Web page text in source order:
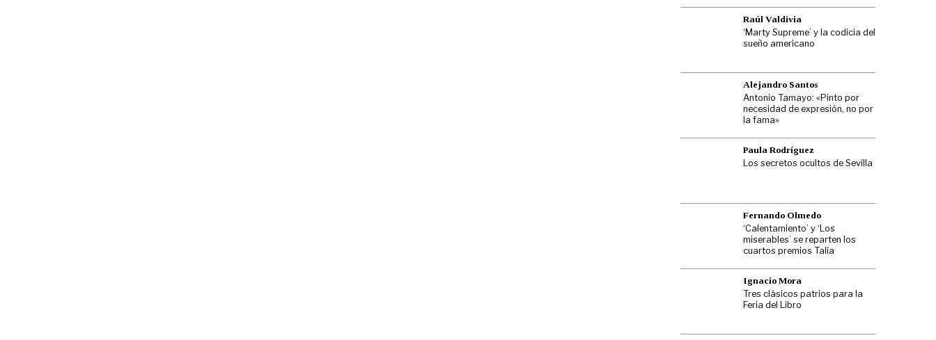
Raúl Valdivia
‘Marty Supreme’ y la codicia del
sueño americano
Alejandro Santos
Antonio Tamayo: «Pinto por
necesidad de expresión, no por
la fama»
Paula Rodríguez
Los secretos ocultos de Sevilla
Fernando Olmedo
‘Calentamiento’ y ‘Los
miserables’ se reparten los
cuartos premios Talía
Ignacio Mora
Tres clásicos patrios para la
Feria del Libro